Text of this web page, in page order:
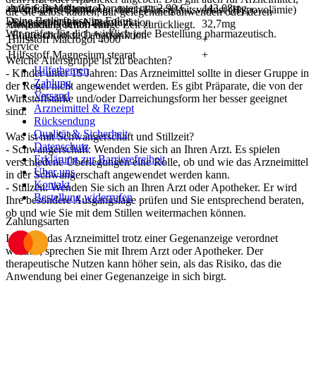
- Verringerte Blutmenge durch Flüssigkeitsverlust (Hypovolämie)
- Eingeschränkte Nierenfunktion
- Eingeschränkte Leberfunktion
Welche Altersgruppe ist zu beachten?
- Kinder unter 15 Jahren: Das Arzneimittel sollte in dieser Gruppe in
der Regel nicht angewendet werden. Es gibt Präparate, die von der
Wirkstoffstärke und/oder Darreichungsform her besser geeignet
sind.
Was ist mit Schwangerschaft und Stillzeit?
- Schwangerschaft: Wenden Sie sich an Ihren Arzt. Es spielen
verschiedene Überlegungen eine Rolle, ob und wie das Arzneimittel
in der Schwangerschaft angewendet werden kann.
- Stillzeit: Wenden Sie sich an Ihren Arzt oder Apotheker. Er wird
Ihre besondere Ausgangslage prüfen und Sie entsprechend beraten,
ob und wie Sie mit dem Stillen weitermachen können.
Ist Ihnen das Arzneimittel trotz einer Gegenanzeige verordnet
worden, sprechen Sie mit Ihrem Arzt oder Apotheker. Der
therapeutische Nutzen kann höher sein, als das Risiko, das die
Anwendung bei einer Gegenanzeige in sich birgt.
die Sie selbst kaufen, nur gelegentlich anwenden oder deren
Anwendung schon einige Zeit zurückliegt.
entspricht Metamizol
443,08mg
entspricht Natrium-Ion
32,7mg
Hilfsstoff Macrogol 4000
+
Hilfsstoff Magnesium stearat
+
ab25€Bestellwert. Darunter nur2,90€.
Deine Bedürfnisse im Fokus
Wir prüfen für dich wirklichjede Bestellung pharmazeutisch.
Service
Hilfethemen
Zahlung
Versand
Arzneimittel & Rezept
Rücksendung
Qualität & Sicherheit
Datenschutz
Erklärung zur Barrierefreiheit
Über uns
Kontakt
Bestellung widerrufen
Zahlungsarten